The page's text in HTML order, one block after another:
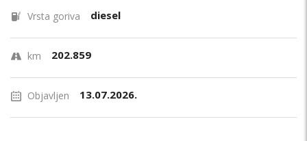
Vrsta goriva diesel
km 202.859
Objavljen 13.07.2026.